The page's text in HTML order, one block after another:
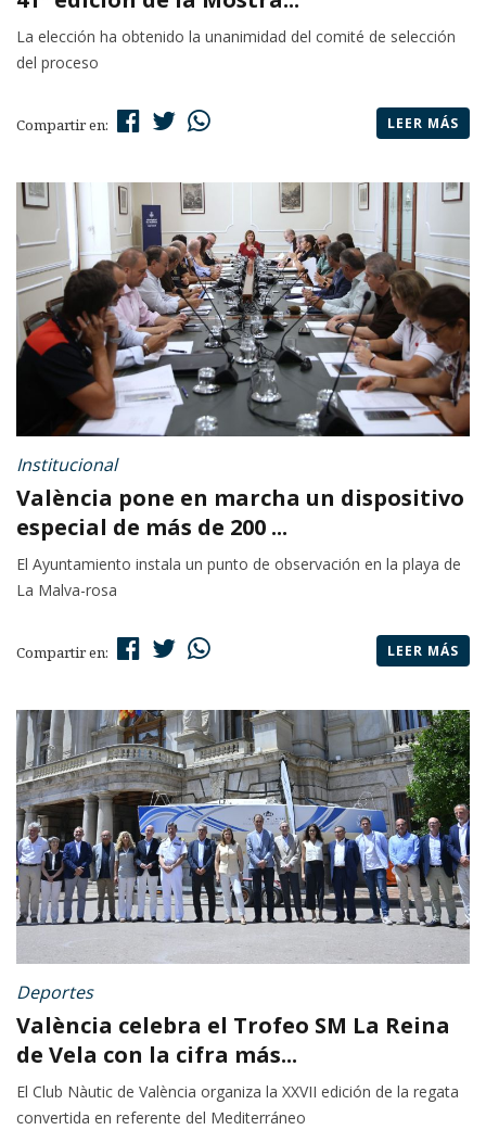
La elección ha obtenido la unanimidad del comité de selección
del proceso
Compartir en: LEER MÁS
Institucional
València pone en marcha un dispositivo
especial de más de 200 ...
El Ayuntamiento instala un punto de observación en la playa de
La Malva-rosa
Compartir en: LEER MÁS
Deportes
València celebra el Trofeo SM La Reina
de Vela con la cifra más...
El Club Nàutic de València organiza la XXVII edición de la regata
convertida en referente del Mediterráneo